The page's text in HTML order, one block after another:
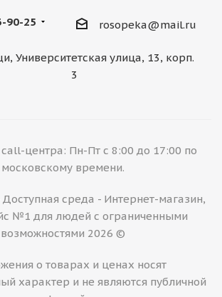
90-25 rosopeka@mail.ru
Университетская улица, 13, корп.
3
центра: Пн-Пт с 8:00 до 17:00 по
московскому времени.
Доступная среда - Интернет-магазин,
№1 для людей с ограниченными
возможностями 2026 ©
о товарах и ценах носят
характер и не являются публичной